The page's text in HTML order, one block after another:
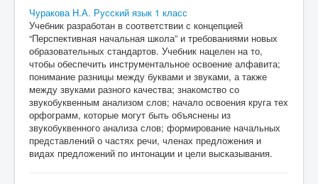
Чуракова Н.А. Русский язык 1 класс
Учебник разработан в соответствии с концепцией
“Перспективная начальная школа” и требованиями новых
образовательных стандартов. Учебник нацелен на то,
чтобы обеспечить инструментальное освоение алфавита;
понимание разницы между буквами и звуками, а также
между звуками разного качества; знакомство со
звукобуквенным анализом слов; начало освоения круга тех
орфограмм, которые могут быть объяснены из
звукобуквенного анализа слов; формирование начальных
представлений о частях речи, членах предложения и
видах предложений по интонации и цели высказывания.